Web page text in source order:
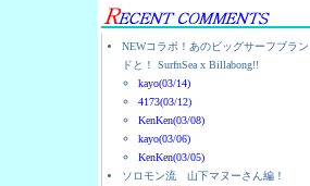
NEWコラボ！あのビッグサーフブラン
ドと！ SurfnSea x Billabong!!
kayo(03/14)
4173(03/12)
KenKen(03/08)
kayo(03/06)
KenKen(03/05)
ソロモン流 山下マヌーさん編！